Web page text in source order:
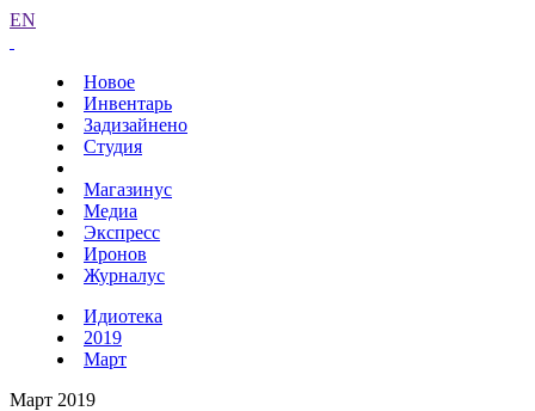
EN
Новое
Инвентарь
Задизайнено
Студия
Магазинус
Медиа
Экспресс
Иронов
Журналус
Идиотека
2019
Март
Март 2019